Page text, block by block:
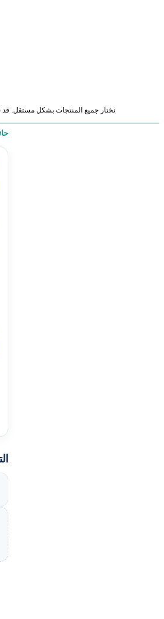
نختار جميع المنتجات بشكل مستقل. قد